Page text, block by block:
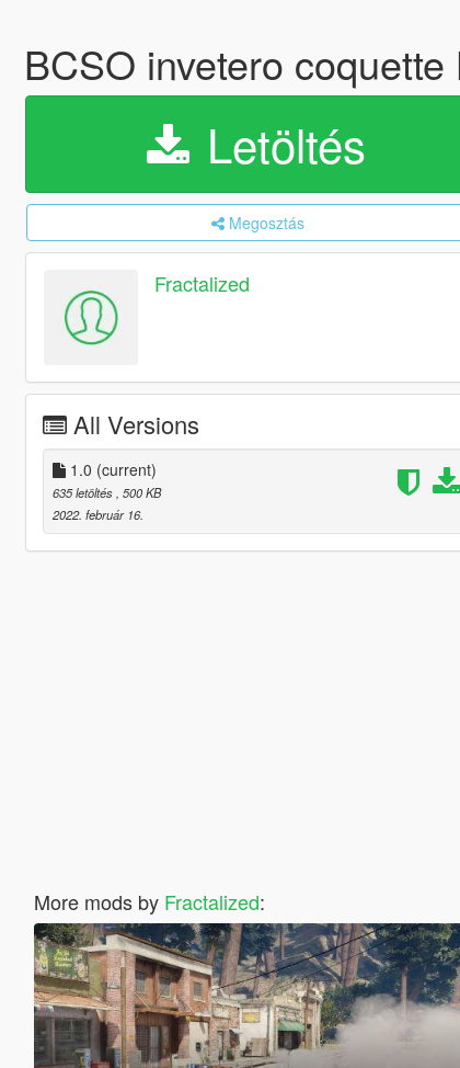
BCSO invetero coquette
Letöltés
Megosztás
Fractalized
All Versions
1.0 (current)
635 letöltés , 500 KB
2022. február 16.
More mods by Fractalized: